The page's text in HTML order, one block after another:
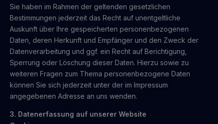
Sie haben im Rahmen der geltenden gesetzlichen
Bestimmungen jederzeit das Recht auf unentgeltliche
Auskunft über Ihre gespeicherten personenbezogenen
Daten, deren Herkunft und Empfänger und den Zweck der
Datenverarbeitung und ggf. ein Recht auf Berichtigung,
Sperrung oder Löschung dieser Daten. Hierzu sowie zu
weiteren Fragen zum Thema personenbezogene Daten
können Sie sich jederzeit unter der im Impressum
angegebenen Adresse an uns wenden.
3. Datenerfassung auf unserer Website